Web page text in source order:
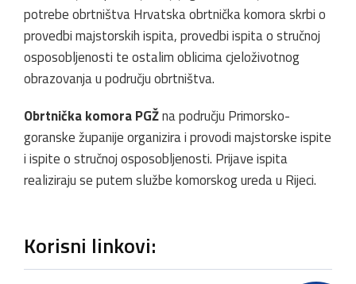
potrebe obrtništva Hrvatska obrtnička komora skrbi o
provedbi majstorskih ispita, provedbi ispita o stručnoj
osposobljenosti te ostalim oblicima cjeloživotnog
obrazovanja u području obrtništva.
Obrtnička komora PGŽna području Primorsko-
goranske županije organizira i provodi majstorske ispite
i ispite o stručnoj osposobljenosti. Prijave ispita
realiziraju se putem službe komorskog ureda u Rijeci.
Korisni linkovi: